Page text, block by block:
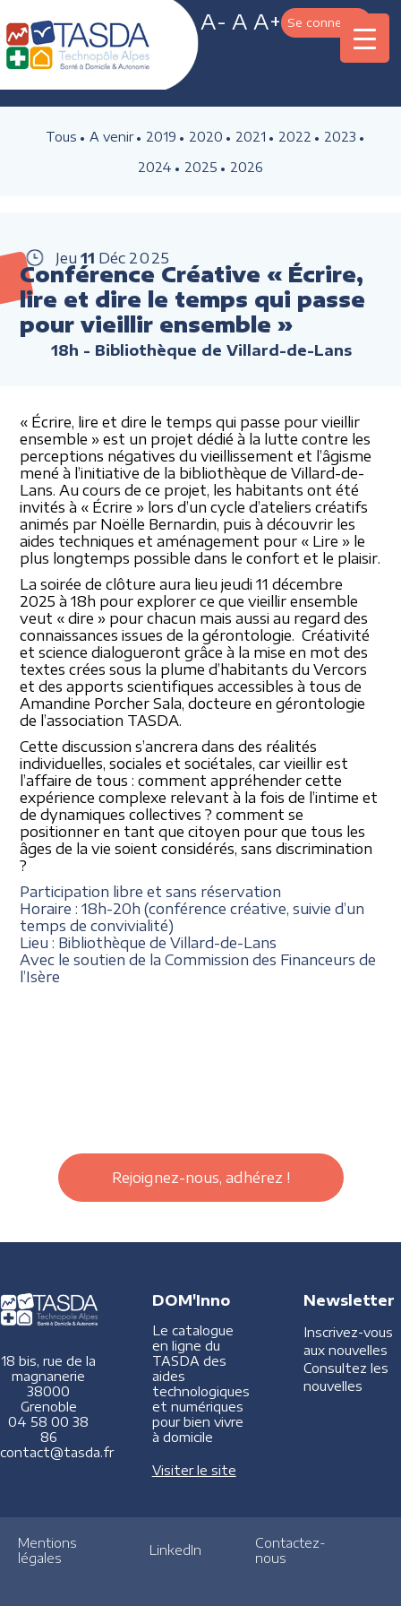
A- A A+ Se connecter
Tous A venir 2019 2020 2021 2022
2023
2024
2025 2026
Jeu 11 Déc 2025
Conférence Créative « Écrire,
lire et dire le temps qui passe
pour vieillir ensemble »
18h - Bibliothèque de Villard-de-Lans
« Écrire, lire et dire le temps qui passe pour vieillir
ensemble » est un projet dédié à la lutte contre les
perceptions négatives du vieillissement et l’âgisme
mené à l’initiative de la bibliothèque de Villard-de-
Lans. Au cours de ce projet, les habitants ont été
invités à « Écrire » lors d’un cycle d’ateliers créatifs
animés par Noëlle Bernardin, puis à découvrir les
aides techniques et aménagement pour « Lire » le
plus longtemps possible dans le confort et le plaisir.
La soirée de clôture aura lieu jeudi 11 décembre
2025 à 18h pour explorer ce que vieillir ensemble
veut « dire » pour chacun mais aussi au regard des
connaissances issues de la gérontologie. Créativité
et science dialogueront grâce à la mise en mot des
textes crées sous la plume d’habitants du Vercors
et des apports scientifiques accessibles à tous de
Amandine Porcher Sala, docteure en gérontologie
de l’association TASDA.
Cette discussion s’ancrera dans des réalités
individuelles, sociales et sociétales, car vieillir est
l’affaire de tous : comment appréhender cette
expérience complexe relevant à la fois de l’intime et
de dynamiques collectives ? comment se
positionner en tant que citoyen pour que tous les
âges de la vie soient considérés, sans discrimination
?
Participation libre et sans réservation
Horaire : 18h-20h (conférence créative, suivie d’un
temps de convivialité)
Lieu : Bibliothèque de Villard-de-Lans
Avec le soutien de la Commission des Financeurs de
l’Isère
Rejoignez-nous, adhérez !
18 bis, rue de la
magnanerie
38000
Grenoble
04 58 00 38
86
contact@tasda.fr
DOM'Inno
Le catalogue
en ligne du
TASDA des
aides
technologiques
et numériques
pour bien vivre
à domicile
Visiter le site
Newsletter
Inscrivez-vous
aux nouvelles
Consultez les
nouvelles
Mentions
légales
LinkedIn
Contactez-
nous